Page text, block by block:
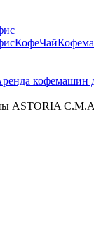
КофеЧай
кофемашин
ASTORIA